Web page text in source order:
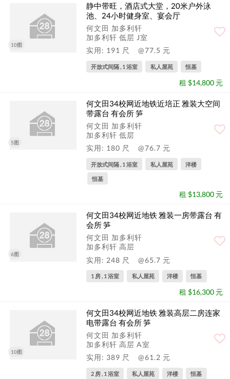
10图
静中带旺，酒店式大堂，20米户外泳
池、24小时健身室、宴会厅
何文田 加多利轩
加多利轩 低层 J室
实用: 191 尺
@77.5 元
开放式间隔 , 1 浴室 私人屋苑 恒基
租 $14,800 元
5图
何文田34校网近地铁近培正 雅装大空间
带露台 有会所 笋
何文田 加多利轩
加多利轩 低层
实用: 180 尺
@76.7 元
开放式间隔 , 1 浴室 私人屋苑 洋楼
恒基
租 $13,800 元
6图
何文田34校网近地铁 雅装一房带露台 有
会所 笋
何文田 加多利轩
加多利轩 高层
实用: 248 尺
@65.7 元
1 房 , 1 浴室 私人屋苑 洋楼 恒基
租 $16,300 元
10图
何文田34校网近地铁 雅装高层二房连家
电带露台 有会所 笋
何文田 加多利轩
加多利轩 高层 A室
实用: 389 尺
@61.2 元
2 房 , 1 浴室 私人屋苑 洋楼 恒基